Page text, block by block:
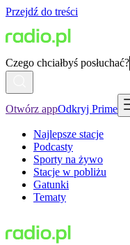
Przejdź do treści
Czego chciałbyś posłuchać?
Otwórz appOdkryj Prime
Najlepsze stacje
Podcasty
Sporty na żywo
Stacje w pobliżu
Gatunki
Tematy